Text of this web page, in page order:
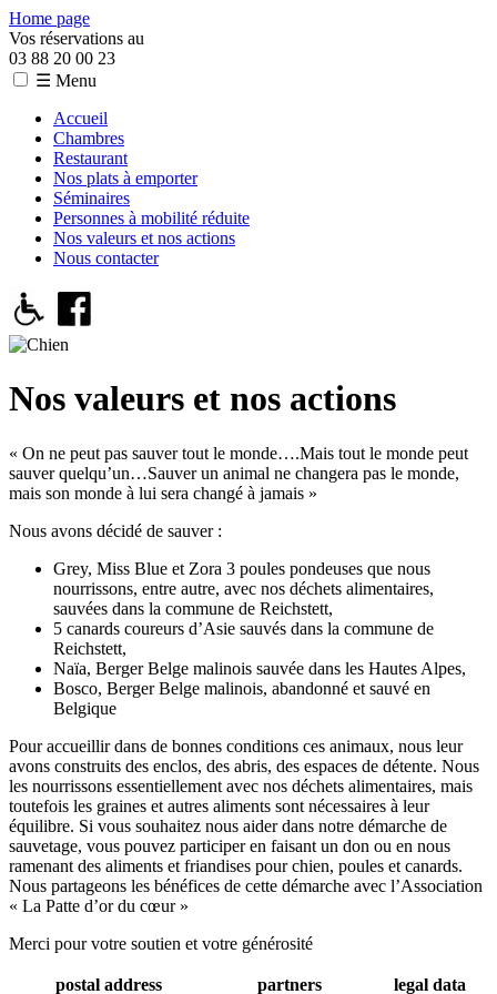
Home page
Vos réservations au
03 88 20 00 23
☰ Menu
Accueil
Chambres
Restaurant
Nos plats à emporter
Séminaires
Personnes à mobilité réduite
Nos valeurs et nos actions
Nous contacter
Nos valeurs et nos actions
« On ne peut pas sauver tout le monde….Mais tout le monde peut
sauver quelqu’un…Sauver un animal ne changera pas le monde,
mais son monde à lui sera changé à jamais »
Nous avons décidé de sauver :
Grey, Miss Blue et Zora 3 poules pondeuses que nous
nourrissons, entre autre, avec nos déchets alimentaires,
sauvées dans la commune de Reichstett,
5 canards coureurs d’Asie sauvés dans la commune de
Reichstett,
Naïa, Berger Belge malinois sauvée dans les Hautes Alpes,
Bosco, Berger Belge malinois, abandonné et sauvé en
Belgique
Pour accueillir dans de bonnes conditions ces animaux, nous leur
avons construits des enclos, des abris, des espaces de détente. Nous
les nourrissons essentiellement avec nos déchets alimentaires, mais
toutefois les graines et autres aliments sont nécessaires à leur
équilibre. Si vous souhaitez nous aider dans notre démarche de
sauvetage, vous pouvez participer en faisant un don ou en nous
ramenant des aliments et friandises pour chien, poules et canards.
Nous partageons les bénéfices de cette démarche avec l’Association
« La Patte d’or du cœur »
Merci pour votre soutien et votre générosité
postal address partners legal data